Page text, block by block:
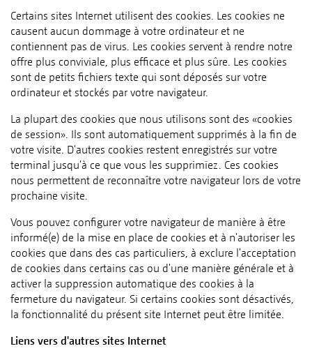
Certains sites Internet utilisent des cookies. Les cookies ne
causent aucun dommage à votre ordinateur et ne
contiennent pas de virus. Les cookies servent à rendre notre
offre plus conviviale, plus efficace et plus sûre. Les cookies
sont de petits fichiers texte qui sont déposés sur votre
ordinateur et stockés par votre navigateur.
La plupart des cookies que nous utilisons sont des «cookies
de session». Ils sont automatiquement supprimés à la fin de
votre visite. D'autres cookies restent enregistrés sur votre
terminal jusqu'à ce que vous les supprimiez. Ces cookies
nous permettent de reconnaître votre navigateur lors de votre
prochaine visite.
Vous pouvez configurer votre navigateur de manière à être
informé(e) de la mise en place de cookies et à n'autoriser les
cookies que dans des cas particuliers, à exclure l'acceptation
de cookies dans certains cas ou d'une manière générale et à
activer la suppression automatique des cookies à la
fermeture du navigateur. Si certains cookies sont désactivés,
la fonctionnalité du présent site Internet peut être limitée.
Liens vers d'autres sites Internet